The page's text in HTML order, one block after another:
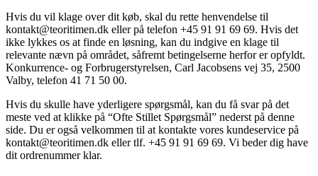
Hvis du vil klage over dit køb, skal du rette henvendelse til
kontakt@teoritimen.dk eller på telefon +45 91 91 69 69. Hvis det
ikke lykkes os at finde en løsning, kan du indgive en klage til
relevante nævn på området, såfremt betingelserne herfor er opfyldt.
Konkurrence- og Forbrugerstyrelsen, Carl Jacobsens vej 35, 2500
Valby, telefon 41 71 50 00.
Hvis du skulle have yderligere spørgsmål, kan du få svar på det
meste ved at klikke på “Ofte Stillet Spørgsmål” nederst på denne
side. Du er også velkommen til at kontakte vores kundeservice på
kontakt@teoritimen.dk eller tlf. +45 91 91 69 69. Vi beder dig have
dit ordrenummer klar.